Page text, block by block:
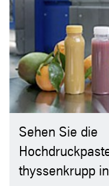
Sehen Sie die
thyssenkrupp